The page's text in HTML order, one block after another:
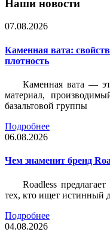
Наши новости
07.08.2026
Каменная вата:
плотность
Каменная вата —
материал,
базальтовой группы
Подробнее
06.08.2026
Чем знаменит бренд
Roadless
тех, кто ищет истинный
Подробнее
04.08.2026